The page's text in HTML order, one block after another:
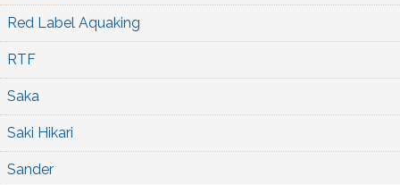
Red Label Aquaking
RTF
Saka
Saki Hikari
Sander